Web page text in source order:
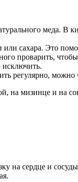
меда. В
сахара. Это
проварить,
регулярно, можно
на мизинце и на
на сердце и